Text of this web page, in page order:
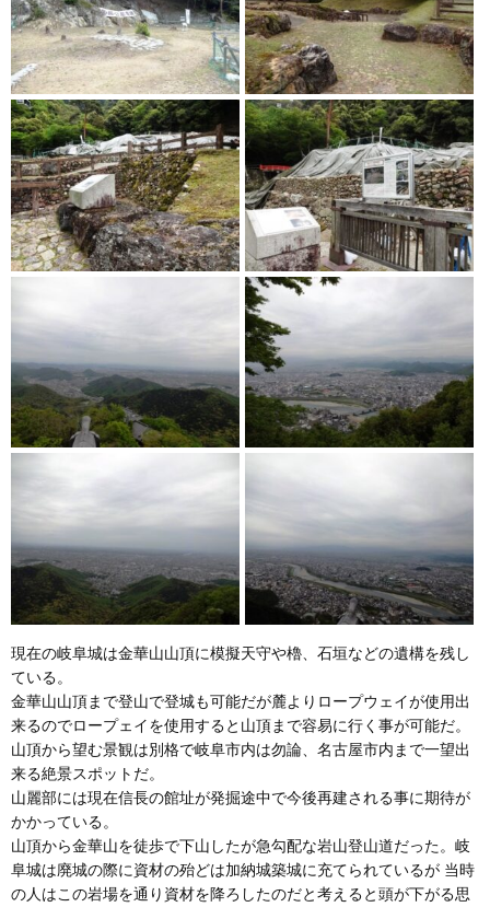
現在の岐阜城は金華山山頂に模擬天守や櫓、石垣などの遺構を残し
ている。
金華山山頂まで登山で登城も可能だが麓よりロープウェイが使用出
来るのでロープェイを使用すると山頂まで容易に行く事が可能だ。
山頂から望む景観は別格で岐阜市内は勿論、名古屋市内まで一望出
来る絶景スポットだ。
山麗部には現在信長の館址が発掘途中で今後再建される事に期待が
かかっている。
山頂から金華山を徒歩で下山したが急勾配な岩山登山道だった。岐
阜城は廃城の際に資材の殆どは加納城築城に充てられているが 当時
の人はこの岩場を通り資材を降ろしたのだと考えると頭が下がる思